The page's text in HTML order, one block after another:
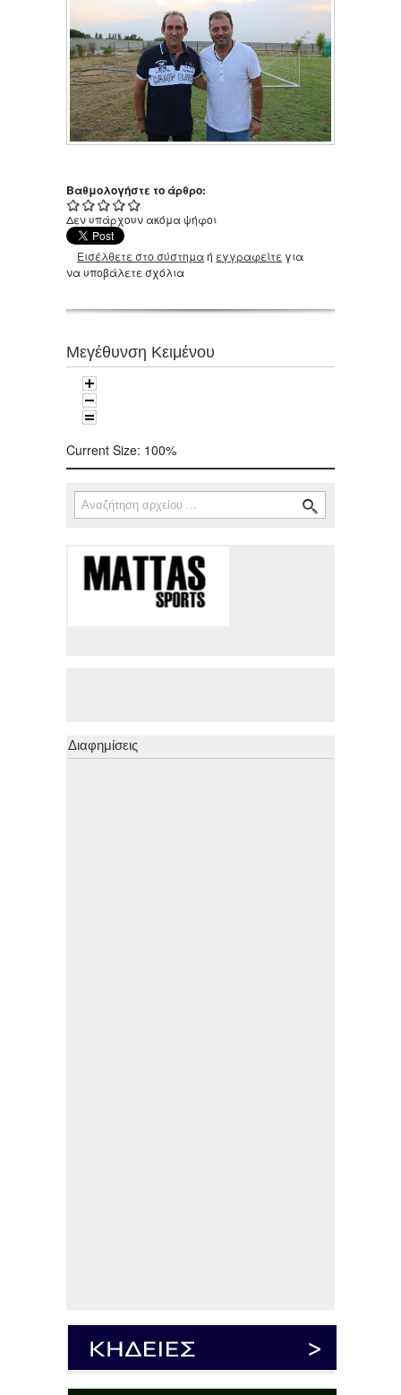
Βαθμολογήστε το άρθρο:
Δεν υπάρχουν ακόμα ψήφοι
Εισέλθετε στο σύστημαή εγγραφείτε για
να υποβάλετε σχόλια
Μεγέθυνση Κειμένου
Current Size: 100%
Φόρμα αναζήτησης
Αναζήτηση
Διαφημίσεις